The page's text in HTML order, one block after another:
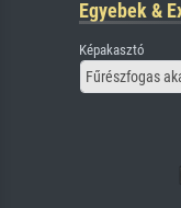
Egyebek &
Képakasztó
Fűrészfogas